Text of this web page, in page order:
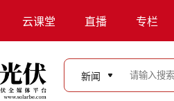
云课堂 直播 专栏
新闻